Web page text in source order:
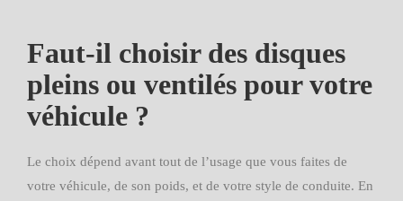
Faut-il choisir des disques
pleins ou ventilés pour votre
véhicule ?
Le choix dépend avant tout de l’usage que vous faites de
votre véhicule, de son poids, et de votre style de conduite. En